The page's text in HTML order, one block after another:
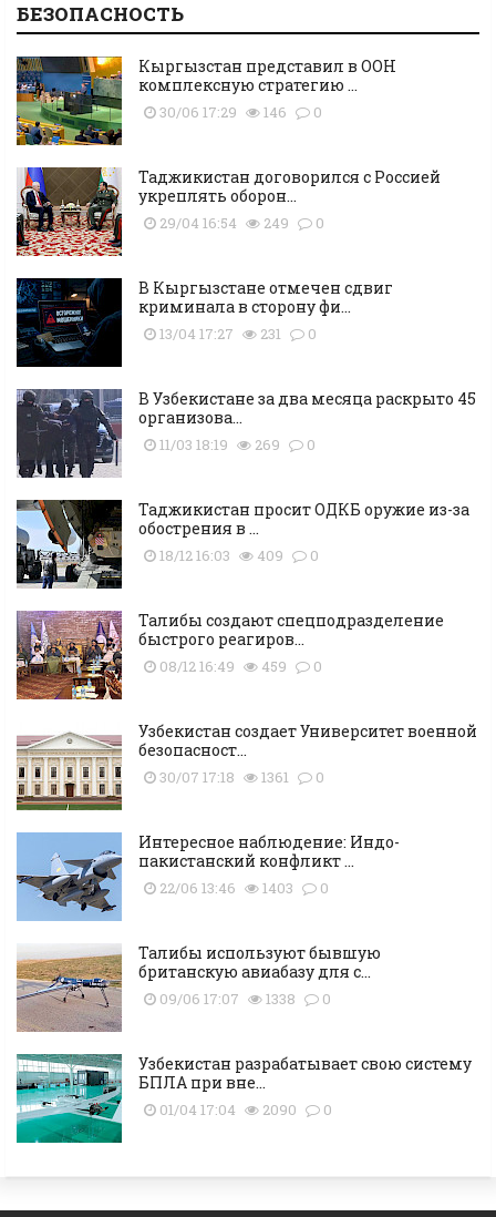
БЕЗОПАСНОСТЬ
Кыргызстан представил в ООН
комплексную стратегию ...
30/06 17:29 146 0
Таджикистан договорился с Россией
укреплять оборон...
29/04 16:54 249 0
В Кыргызстане отмечен сдвиг
криминала в сторону фи...
13/04 17:27 231 0
В Узбекистане за два месяца раскрыто 45
организова...
11/03 18:19 269 0
Таджикистан просит ОДКБ оружие из-за
обострения в ...
18/12 16:03 409 0
Талибы создают спецподразделение
быстрого реагиров...
08/12 16:49 459 0
Узбекистан создает Университет военной
безопасност...
30/07 17:18 1361 0
Интересное наблюдение: Индо-
пакистанский конфликт ...
22/06 13:46 1403 0
Талибы используют бывшую
британскую авиабазу для с...
09/06 17:07 1338 0
Узбекистан разрабатывает свою систему
БПЛА при вне...
01/04 17:04 2090 0